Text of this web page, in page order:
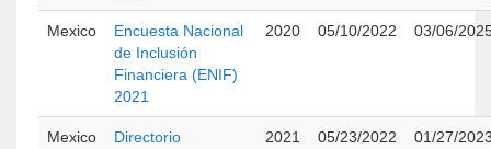
Mexico
Encuesta Nacional
de Inclusión
Financiera (ENIF)
2021
2020 05/10/2022 03/06/
Mexico
Directorio
2021 05/23/2022 01/27/